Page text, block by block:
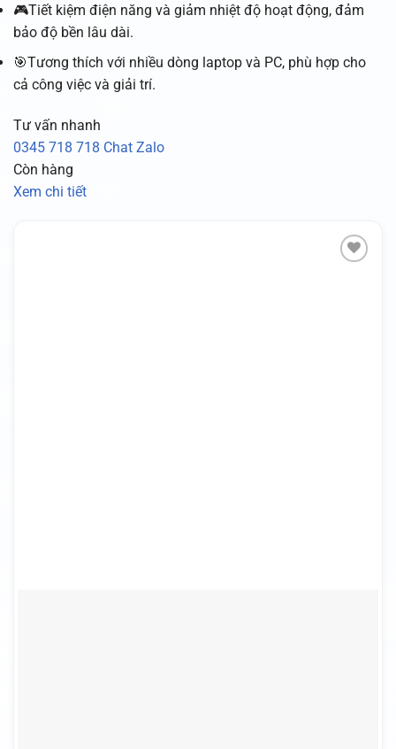
🎮Tiết kiệm điện năng và giảm nhiệt độ hoạt động, đảm
bảo độ bền lâu dài.
🎯Tương thích với nhiều dòng laptop và PC, phù hợp cho
cả công việc và giải trí.
Tư vấn nhanh
0345 718 718 Chat Zalo
Còn hàng
Xem chi tiết